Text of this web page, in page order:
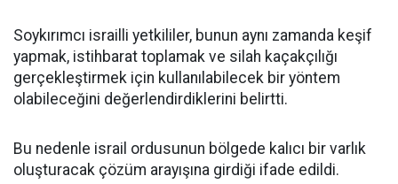
Soykırımcı israilli yetkililer, bunun aynı zamanda keşif
yapmak, istihbarat toplamak ve silah kaçakçılığı
gerçekleştirmek için kullanılabilecek bir yöntem
olabileceğini değerlendirdiklerini belirtti.
Bu nedenle israil ordusunun bölgede kalıcı bir varlık
oluşturacak çözüm arayışına girdiği ifade edildi.